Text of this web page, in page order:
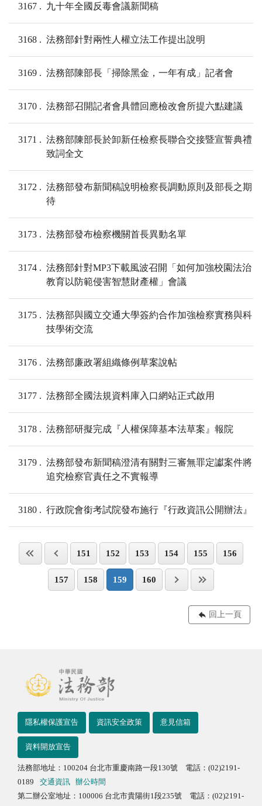
3167 九十年全國反毒會議新聞稿
3168 法務部針對兩性人權立法工作提出說明
3169 法務部陳部長「掃除黑金，一年有成」記者會
3170 法務部召開記者會具體回應檢改會所提六點建議
3171
法務部陳部長於卸新任檢察長聯合交接暨宣誓典禮
致詞全文
3172
法務部發布新聞稿說明檢察長調動原則及部長之期
待
3173 法務部發布檢察機關首長異動名單
3174
法務部針對MP3下載風波召開「如何加強校園法治
教育以防範侵害智慧財產權」會議
3175
法務部與國立交通大學簽約合作加強檢察實務與科
技學術交流
3176 法務部廉政署組織條例草案說帖
3177 法務部全國法規資料庫入口網站正式啟用
3178 法務部研擬完成『人權保障基本法草案』報院
3179
法務部發布新聞稿澄清有關對三審無罪定讞案件將
追究檢察官責任之不實報導
3180 行政院會銜考試院發布施行『行政資訊公開辦法』
151 152 153 154 155 156
157 158 159 160
回上一頁
隱私權保護宣告 資訊安全政策 意見信箱
資料開放宣告
法務部地址：100204 台北市重慶南路一段130號 電話：(02)2191-
0189
交通資訊
辦公時間
第二辦公室地址：100006 台北市貴陽街1段235號 電話：(02)2191-